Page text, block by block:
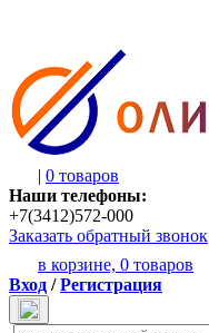
| 0 товаров
Наши телефоны:
+7(3412)572-000
Заказать обратный звонок
в корзине, 0 товаров
Вход /Регистрация